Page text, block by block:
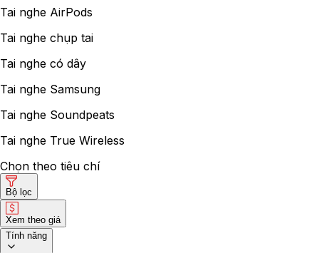
Tai nghe AirPods
Tai nghe chụp tai
Tai nghe có dây
Tai nghe Samsung
Tai nghe Soundpeats
Tai nghe True Wireless
Chọn theo tiêu chí
Bộ lọc
Xem theo giá
Tính năng